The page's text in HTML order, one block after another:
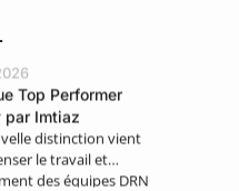
Top Performer
par Imtiaz
distinction vient
le travail et
des équipes DRN